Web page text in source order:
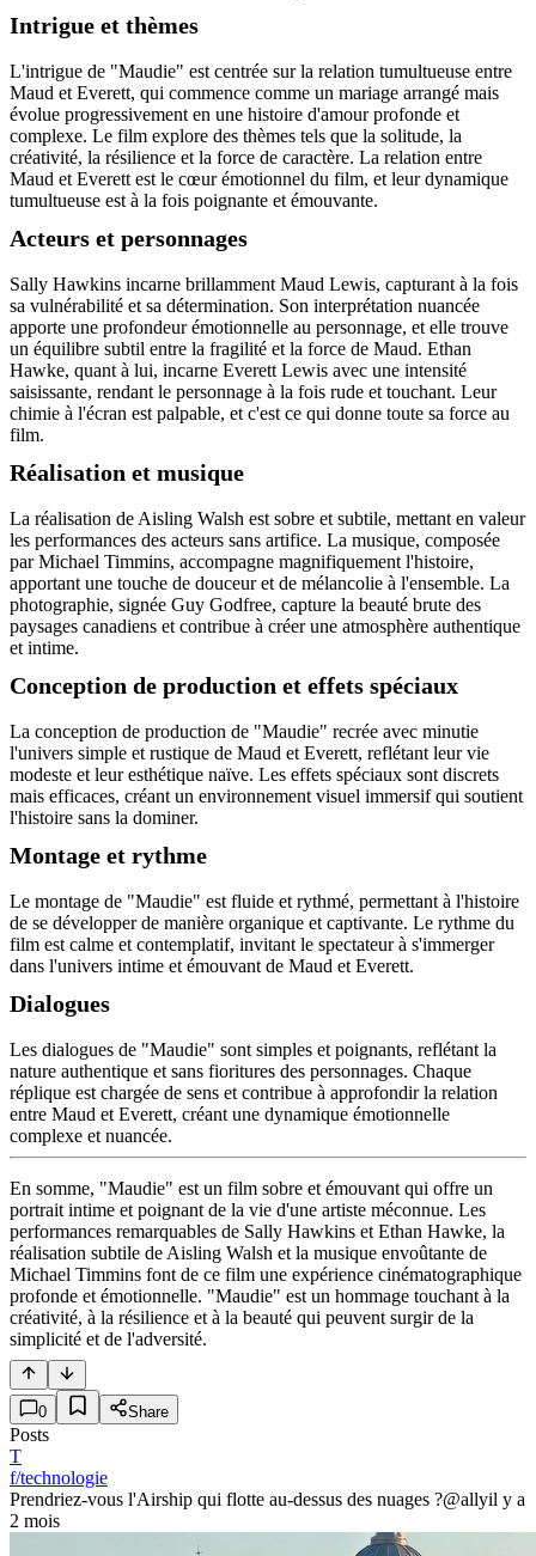
Intrigue et thèmes
L'intrigue de "Maudie" est centrée sur la relation tumultueuse entre
Maud et Everett, qui commence comme un mariage arrangé mais
évolue progressivement en une histoire d'amour profonde et
complexe. Le film explore des thèmes tels que la solitude, la
créativité, la résilience et la force de caractère. La relation entre
Maud et Everett est le cœur émotionnel du film, et leur dynamique
tumultueuse est à la fois poignante et émouvante.
Acteurs et personnages
Sally Hawkins incarne brillamment Maud Lewis, capturant à la fois
sa vulnérabilité et sa détermination. Son interprétation nuancée
apporte une profondeur émotionnelle au personnage, et elle trouve
un équilibre subtil entre la fragilité et la force de Maud. Ethan
Hawke, quant à lui, incarne Everett Lewis avec une intensité
saisissante, rendant le personnage à la fois rude et touchant. Leur
chimie à l'écran est palpable, et c'est ce qui donne toute sa force au
film.
Réalisation et musique
La réalisation de Aisling Walsh est sobre et subtile, mettant en valeur
les performances des acteurs sans artifice. La musique, composée
par Michael Timmins, accompagne magnifiquement l'histoire,
apportant une touche de douceur et de mélancolie à l'ensemble. La
photographie, signée Guy Godfree, capture la beauté brute des
paysages canadiens et contribue à créer une atmosphère authentique
et intime.
Conception de production et effets spéciaux
La conception de production de "Maudie" recrée avec minutie
l'univers simple et rustique de Maud et Everett, reflétant leur vie
modeste et leur esthétique naïve. Les effets spéciaux sont discrets
mais efficaces, créant un environnement visuel immersif qui soutient
l'histoire sans la dominer.
Montage et rythme
Le montage de "Maudie" est fluide et rythmé, permettant à l'histoire
de se développer de manière organique et captivante. Le rythme du
film est calme et contemplatif, invitant le spectateur à s'immerger
dans l'univers intime et émouvant de Maud et Everett.
Dialogues
Les dialogues de "Maudie" sont simples et poignants, reflétant la
nature authentique et sans fioritures des personnages. Chaque
réplique est chargée de sens et contribue à approfondir la relation
entre Maud et Everett, créant une dynamique émotionnelle
complexe et nuancée.
En somme, "Maudie" est un film sobre et émouvant qui offre un
portrait intime et poignant de la vie d'une artiste méconnue. Les
performances remarquables de Sally Hawkins et Ethan Hawke, la
réalisation subtile de Aisling Walsh et la musique envoûtante de
Michael Timmins font de ce film une expérience cinématographique
profonde et émotionnelle. "Maudie" est un hommage touchant à la
créativité, à la résilience et à la beauté qui peuvent surgir de la
simplicité et de l'adversité.
0 Share
Posts
T
f/technologie
Prendriez-vous l'Airship qui flotte au-dessus des nuages ?@allyil y a
2 mois